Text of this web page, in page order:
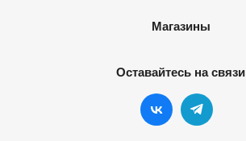
Магазины
Оставайтесь на связи